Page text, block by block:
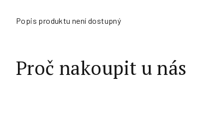
Popis produktu není dostupný
Proč nakoupit u nás